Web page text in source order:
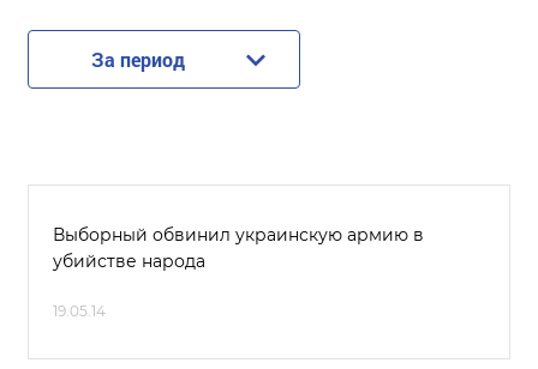
За период
Выборный обвинил украинскую армию в
убийстве народа
19.05.14